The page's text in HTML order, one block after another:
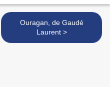
Ouragan, de Gaudé
Laurent >